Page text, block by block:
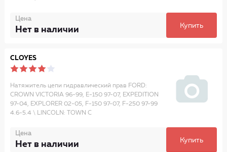
Цена
Нет в наличии Купить
CLOYES
Натяжитель цепи гидравлический прав FORD:
CROWN VICTORIA 96-99, E-150 97-07, EXPEDITION
97-04, EXPLORER 02-05, F-150 97-07, F-250 97-99
4.6-5.4 \ LINCOLN: TOWN C
Цена
Нет в наличии Купить